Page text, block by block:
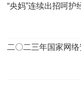
“央妈”连续出招呵
二〇二三年国家网